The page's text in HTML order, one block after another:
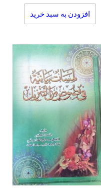
افزودن به سبد خرید